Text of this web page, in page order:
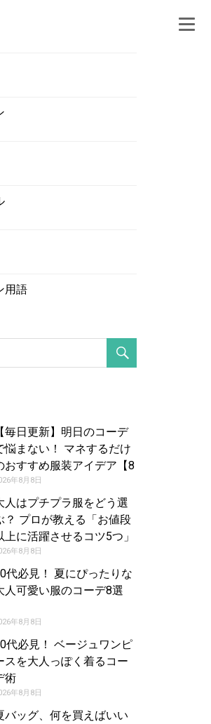
用語
【毎日更新】明日のコーデ
悩まない！ マネするだけ
おすすめ服装アイデア【8
9日夏】
年8月8日
人はプチプラ服をどう選
？ プロが教える「お値段
上に活躍させるコツ5つ」
年8月8日
代必見！ 夏にぴったりな
人可愛い服のコーデ8選
年8月8日
代必見！ ベージュワンピ
スを大人っぽく着るコー
術
年8月8日
バッグ、何を買えばいい